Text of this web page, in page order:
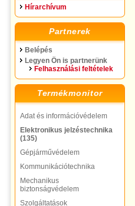
Hírarchívum
Partnerek
Belépés
Legyen Ön is partnerünk
Felhasználási feltételek
Termékmonitor
Adat és információvédelem
Elektronikus jelzéstechnika
(135)
Gépjárművédelem
Kommunikációtechnika
Mechanikus
biztonságvédelem
Szolgáltatások